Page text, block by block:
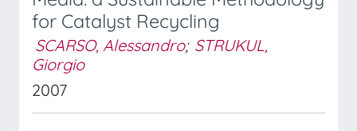
for Catalyst Recycling
SCARSO, Alessandro; STRUKUL,
Giorgio
2007